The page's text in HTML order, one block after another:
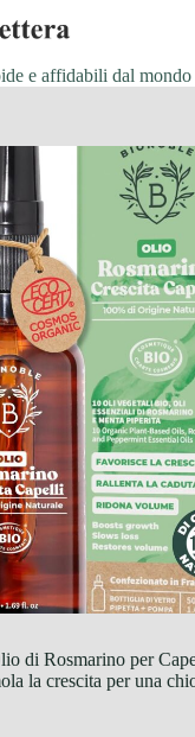
e affidabili dal mondo
di Rosmarino per
la crescita per una